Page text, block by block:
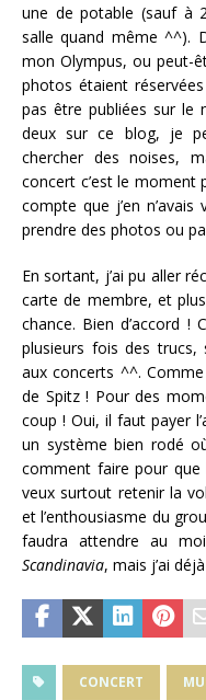
une de potable (sauf à
salle quand même ^^).
mon Olympus, ou peut-
photos étaient
pas être publiées sur le
deux sur ce blog, je
chercher des noises,
concert c’est le moment
compte que j’en
prendre des photos ou
En sortant, j’ai pu aller
carte de membre, et
chance. Bien d’accord !
plusieurs fois des
aux concerts ^^. Comme
de Spitz ! Pour des
coup ! Oui, il faut payer
un système bien rodé
comment faire pour
veux surtout retenir la
et l’enthousiasme du
faudra attendre au
Scandinavia, mais j’ai
CONCERT